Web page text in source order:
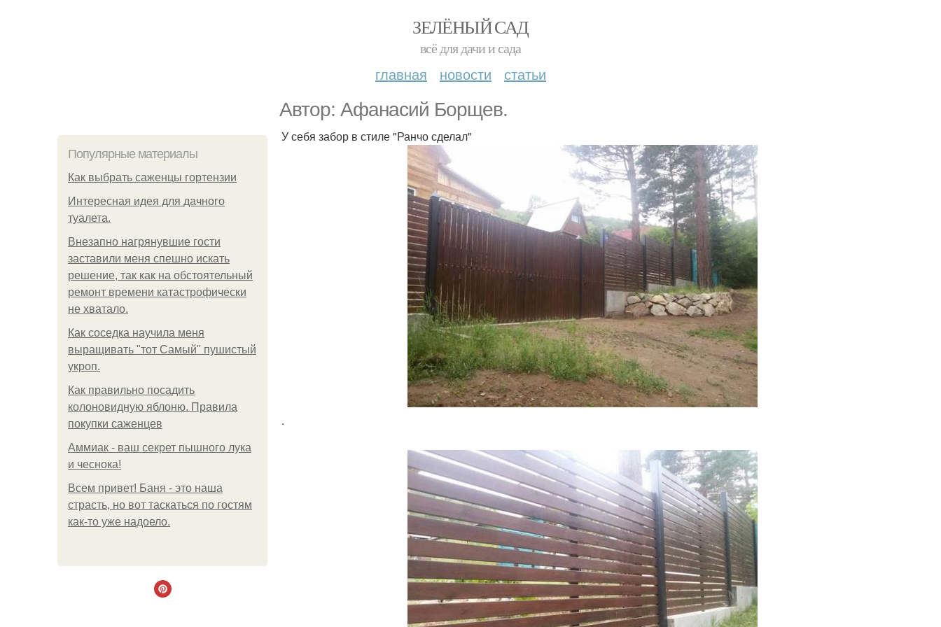
ЗЕЛЁНЫЙ САД
всё для дачи и сада
главная новости статьи
Автор: Афанасий Борщев.
Популярные материалы
Как выбрать саженцы гортензии
Интересная идея для дачного
туалета.
Внезапно нагрянувшие гости
заставили меня спешно искать
решение, так как на обстоятельный
ремонт времени катастрофически
не хватало.
Как соседка научила меня
выращивать "тот Самый" пушистый
укроп.
Как правильно посадить
колоновидную яблоню. Правила
покупки саженцев
Аммиак - ваш секрет пышного лука
и чеснока!
Всем привет! Баня - это наша
страсть, но вот таскаться по гостям
как-то уже надоело.
У себя забор в стиле "Ранчо сделал"
.